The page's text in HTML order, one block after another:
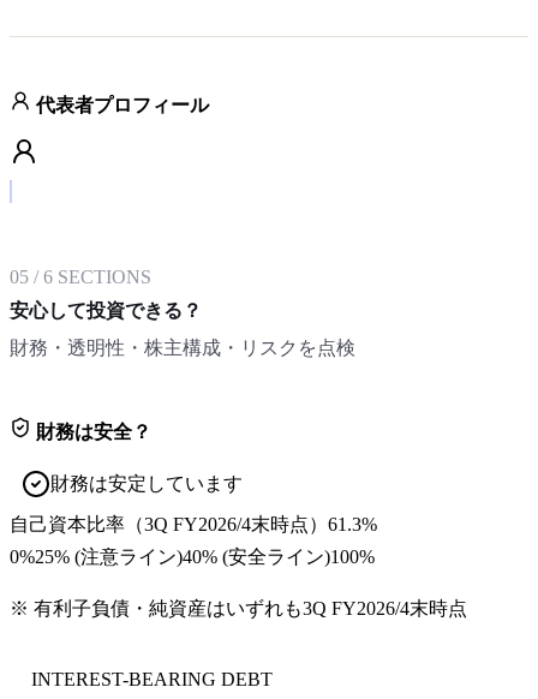
代表者プロフィール
05 /6 SECTIONS
安心して投資できる？
財務・透明性・株主構成・リスクを点検
財務は安全？
財務は安定しています
自己資本比率 （3Q FY2026/4末時点） 61.3%
0%25% (注意ライン)40% (安全ライン)100%
※ 有利子負債・純資産はいずれも3Q FY2026/4末時点
INTEREST-BEARING DEBT